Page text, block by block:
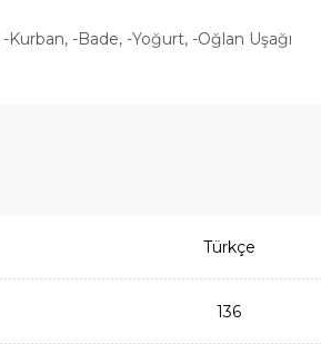
Kurban, -Bade, -Yoğurt, -Oğlan Uşağı
Türkçe
136